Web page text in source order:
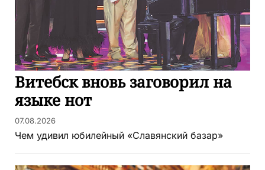
Витебск вновь заговорил на
языке нот
07.08.2026
Чем удивил юбилейный «Славянский базар»